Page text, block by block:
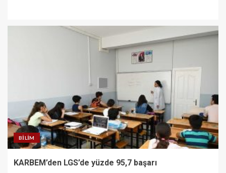
BILIM
KARBEM’den LGS’de yüzde 95,7 başarı